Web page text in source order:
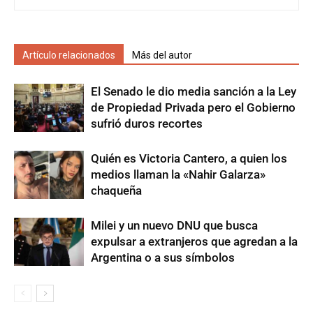
Artículo relacionados Más del autor
El Senado le dio media sanción a la Ley
de Propiedad Privada pero el Gobierno
sufrió duros recortes
Quién es Victoria Cantero, a quien los
medios llaman la «Nahir Galarza»
chaqueña
Milei y un nuevo DNU que busca
expulsar a extranjeros que agredan a la
Argentina o a sus símbolos